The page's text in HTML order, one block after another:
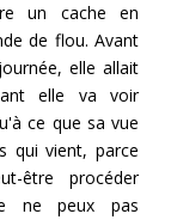
un cache en
de flou. Avant
elle allait
elle va voir
ce que sa vue
qui vient, parce
être procéder
ne peux pas